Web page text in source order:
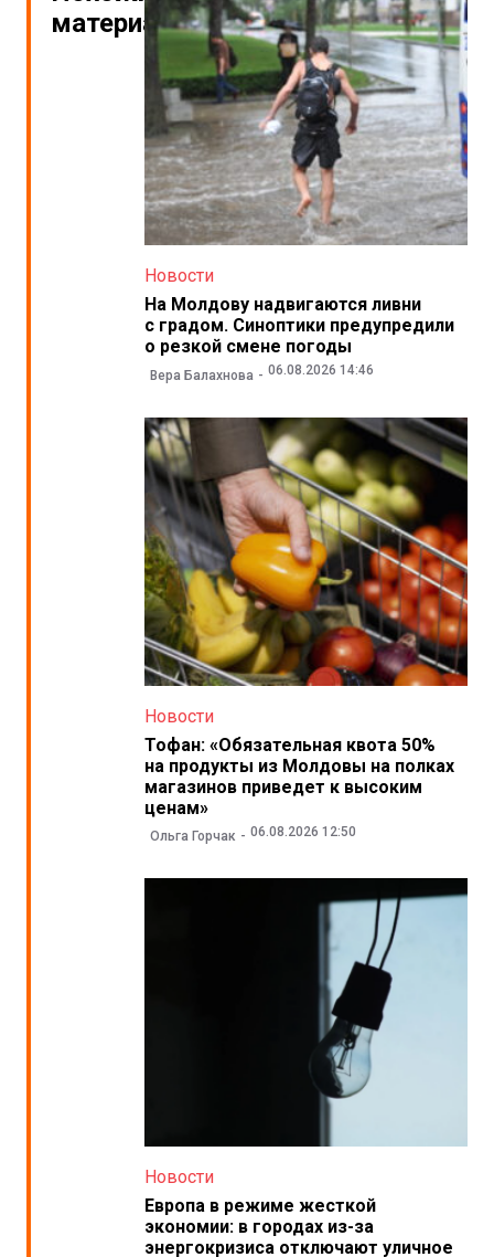
материалы
Новости
На Молдову надвигаются ливни
с градом. Синоптики предупредили
о резкой смене погоды
Вера Балахнова 06.08.2026 14:46
Новости
Тофан: «Обязательная квота 50%
на продукты из Молдовы на полках
магазинов приведет к высоким
ценам»
Ольга Горчак 06.08.2026 12:50
Новости
Европа в режиме жесткой
экономии: в городах из-за
энергокризиса отключают уличное